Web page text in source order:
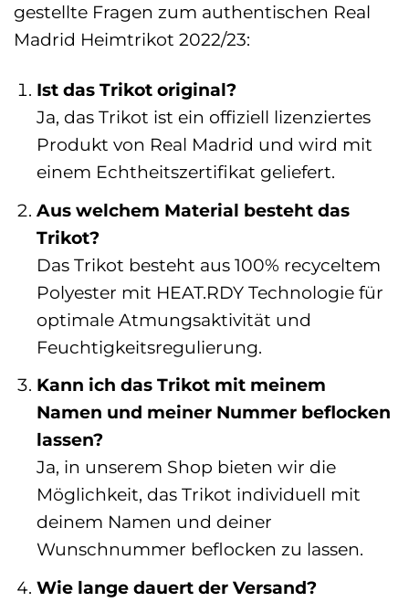
gestellte Fragen zum authentischen Real
Madrid Heimtrikot 2022/23:
Ist das Trikot original?
Ja, das Trikot ist ein offiziell lizenziertes
Produkt von Real Madrid und wird mit
einem Echtheitszertifikat geliefert.
Aus welchem Material besteht das
Trikot?
Das Trikot besteht aus 100% recyceltem
Polyester mit HEAT.RDY Technologie für
optimale Atmungsaktivität und
Feuchtigkeitsregulierung.
Kann ich das Trikot mit meinem
Namen und meiner Nummer beflocken
lassen?
Ja, in unserem Shop bieten wir die
Möglichkeit, das Trikot individuell mit
deinem Namen und deiner
Wunschnummer beflocken zu lassen.
Wie lange dauert der Versand?